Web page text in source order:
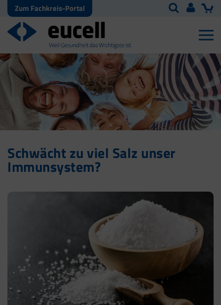
Zum Fachkreis-Portal
Schwächt zu viel Salz unser
Immunsystem?